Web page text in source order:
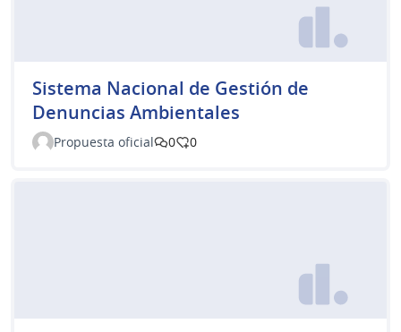
Sistema Nacional de Gestión de
Denuncias Ambientales
Propuesta oficial 0 0